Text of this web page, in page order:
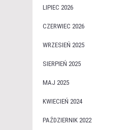
LIPIEC 2026
CZERWIEC 2026
WRZESIEŃ 2025
SIERPIEŃ 2025
MAJ 2025
KWIECIEŃ 2024
PAŹDZIERNIK 2022